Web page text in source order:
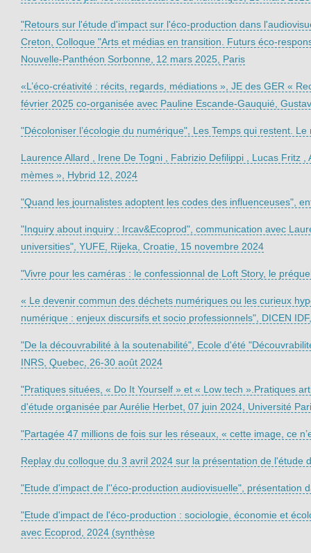
"Retours sur l'étude d'impact sur l'éco-production dans
Creton, Colloque "Arts et médias en transition. Futurs éco-
Nouvelle-Panthéon Sorbonne, 12 mars 2025, Paris
«L’éco-créativité : récits, regards, médiations », JE des GER «
février 2025 co-organisée avec Pauline Escande-Gauquié,
"Décoloniser l’écologie du numérique", Les Temps qui restent.
Laurence Allard , Irene De Togni , Fabrizio Defilippi , Lucas Fritz
mèmes », Hybrid 12, 2024
"Quand les journalistes adoptent les codes des influenceuses",
"Inquiry about inquiry : Ircav&Ecoprod", communication avec
universities", YUFE, Rijeka, Croatie, 15 novembre 2024
"Vivre pour les caméras : le confessionnal de Loft Story, le
« Le devenir commun des déchets numériques ou les curieux
numérique : enjeux discursifs et socio professionnels", DICEN
"De la découvrabilité à la soutenabilité", Ecole d'été
INRS, Quebec, 26-30 août 2024
"Pratiques situées, « Do It Yourself » et « Low tech ».Pratiques
d'étude organisée par Aurélie Herbet, 07 juin 2024, Université
"Partagée 47 millions de fois sur les réseaux, « cette image, ce
Replay du colloque du 3 avril 2024 sur la présentation de l'étude
"Etude d'impact de l''éco-production audiovisuelle", présentation
"Etude d'impact de l'éco-production : sociologie, économie et
avec Ecoprod, 2024 (synthèse